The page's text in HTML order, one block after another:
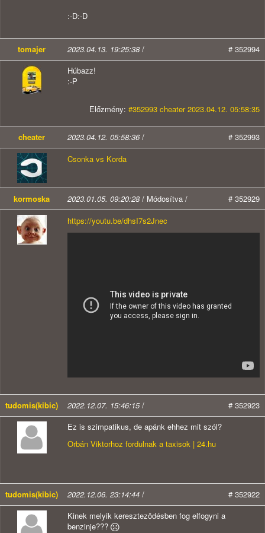
:-D:-D
tomajer 2023.04.13. 19:25:38 /
# 352994
Húbazz!
:-P
Előzmény: #352993 cheater 2023.04.12. 05:58:35
cheater 2023.04.12. 05:58:36/
# 352993
Csonka vs Korda
kormoska 2023.01.05. 09:20:28 / Módosítva /
# 352929
https://youtu.be/dhsI7s2Jnec
tudomis(kibic) 2022.12.07. 15:46:15/
# 352923
Ez is szimpatikus, de apánk ehhez mit szól?
Orbán Viktorhoz fordulnak a taxisok | 24.hu
tudomis(kibic) 2022.12.06. 23:14:44 /
# 352922
Kinek melyik keresztezödésben fog elfogyni a
benzinje???